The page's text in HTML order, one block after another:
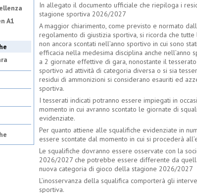
A1
In allegato il documento ufficiale che riepiloga i
stagione sportiva 2026/2027
A maggior chiarimento, come previsto e normato
regolamento di giustizia sportiva, si ricorda che
non ancora scontati nell’anno sportivo in cui sono
efficacia nella medesima disciplina anche nell’anno
a 2 giornate effettive di gara, nonostante il
sportivo ad attività di categoria diversa o si sia
residui di ammonizioni si considerano esauriti ed
sportiva.
I tesserati indicati potranno essere impiegati in
momento in cui avranno scontato le giornate di
evidenziate.
Per quanto attiene alle squalifiche evidenziate in
essere scontate dal momento in cui si procederà
Le squalifiche dovranno essere osservate con la
2026/2027 che potrebbe essere differente da
nuova categoria di gioco della stagione 2026/2027
L’inosservanza della squalifica comporterà gli
sportiva.